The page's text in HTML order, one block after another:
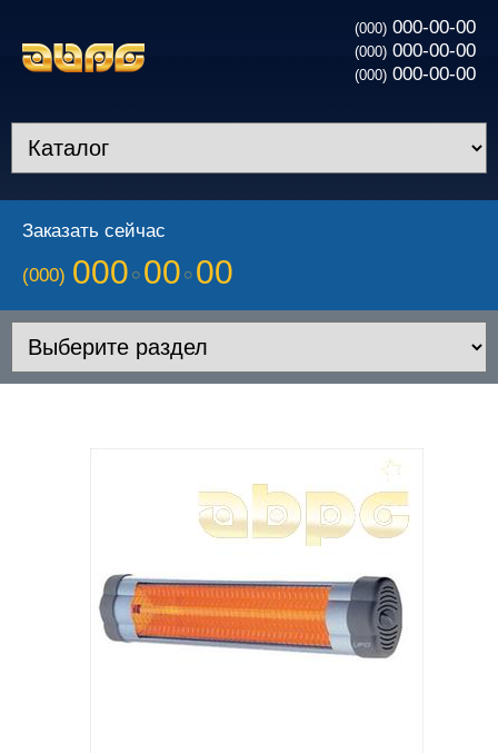
(000) 000-00-00
(000) 000-00-00
(000) 000-00-00
Заказать сейчас
(000) 000 00 00